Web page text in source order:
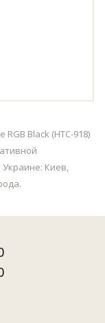
Black (HTC-918)
Киев,